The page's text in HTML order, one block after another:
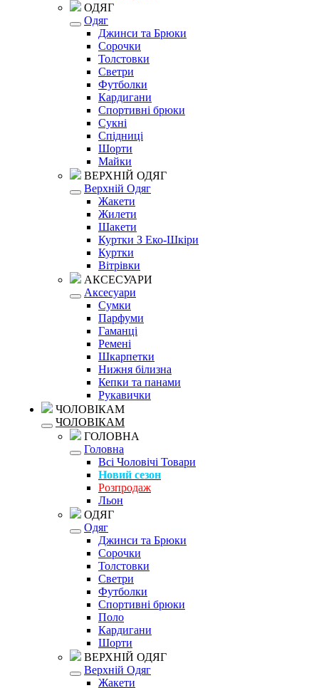
ОДЯГ
Одяг
Джинси та Брюки
Сорочки
Толстовки
Светри
Футболки
Кардигани
Спортивні брюки
Сукні
Спідниці
Шорти
Майки
ВЕРХНІЙ ОДЯГ
Верхній Одяг
Жакети
Жилети
Шакети
Куртки З Еко-Шкіри
Куртки
Вітрівки
АКСЕСУАРИ
Аксесуари
Сумки
Парфуми
Гаманці
Ремені
Шкарпетки
Нижня білизна
Кепки та панами
Рукавички
ЧОЛОВІКАМ
ЧОЛОВІКАМ
ГОЛОВНА
Головна
Всі Чоловічі Товари
Новий сезон
Розпродаж
Льон
ОДЯГ
Одяг
Джинси та Брюки
Сорочки
Толстовки
Светри
Футболки
Спортивні брюки
Поло
Кардигани
Шорти
ВЕРХНІЙ ОДЯГ
Верхній Одяг
Жакети